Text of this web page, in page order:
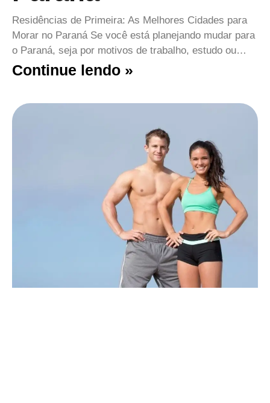
Residências de Primeira: As Melhores Cidades para
Morar no Paraná Se você está planejando mudar para
o Paraná, seja por motivos de trabalho, estudo ou…
Continue lendo »